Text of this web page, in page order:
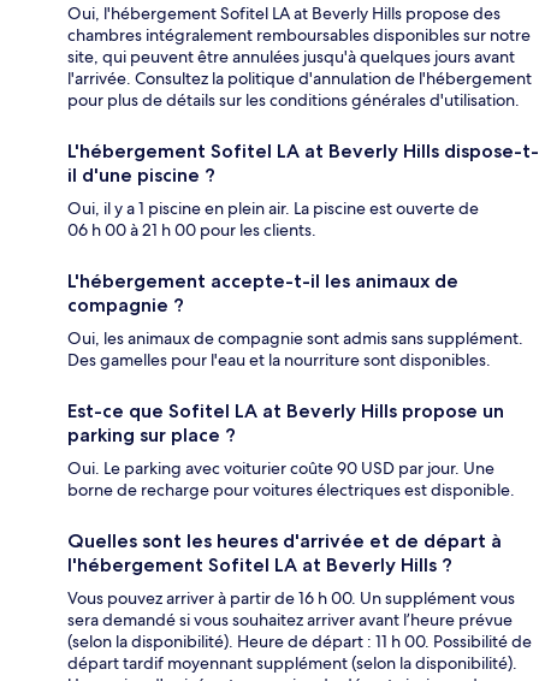
Oui, l'hébergement Sofitel LA at Beverly Hills propose des
chambres intégralement remboursables disponibles sur notre
site, qui peuvent être annulées jusqu'à quelques jours avant
l'arrivée. Consultez la politique d'annulation de l'hébergement
pour plus de détails sur les conditions générales d'utilisation.
L'hébergement Sofitel LA at Beverly Hills dispose-t-
il d'une piscine ?
Oui, il y a 1 piscine en plein air. La piscine est ouverte de
06 h 00 à 21 h 00 pour les clients.
L'hébergement accepte-t-il les animaux de
compagnie ?
Oui, les animaux de compagnie sont admis sans supplément.
Des gamelles pour l'eau et la nourriture sont disponibles.
Est-ce que Sofitel LA at Beverly Hills propose un
parking sur place ?
Oui. Le parking avec voiturier coûte 90 USD par jour. Une
borne de recharge pour voitures électriques est disponible.
Quelles sont les heures d'arrivée et de départ à
l'hébergement Sofitel LA at Beverly Hills ?
Vous pouvez arriver à partir de 16 h 00. Un supplément vous
sera demandé si vous souhaitez arriver avant l’heure prévue
(selon la disponibilité). Heure de départ : 11 h 00. Possibilité de
départ tardif moyennant supplément (selon la disponibilité).